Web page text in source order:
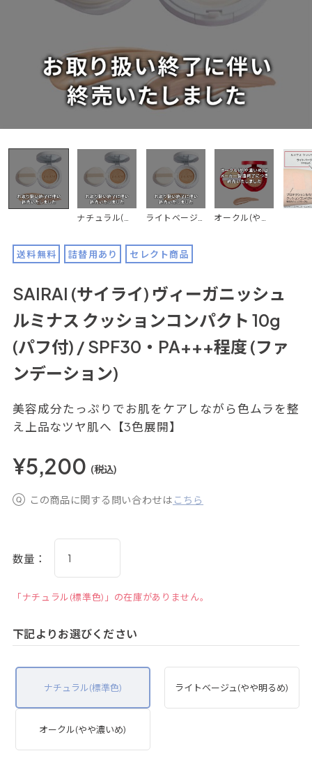
ナチュラル(標準色) ライトベージュ(やや明るめ) オークル(やや濃いめ)
送料無料 詰替用あり セレクト商品
SAIRAI (サイライ) ヴィーガニッシュ
ルミナス クッションコンパクト 10g
(パフ付) / SPF30・PA+++程度 (ファ
ンデーション)
美容成分たっぷりでお肌をケアしながら色ムラを整
え上品なツヤ肌へ【3色展開】
¥5,200 (税込)
この商品に関する問い合わせは こちら
数量：
「ナチュラル(標準色)」の在庫がありません。
下記よりお選びください
ナチュラル(標準色) ライトベージュ(やや明るめ)
オークル(やや濃いめ)